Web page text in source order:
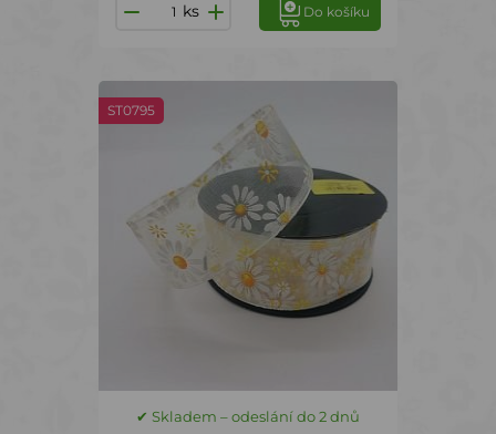
ks Do košíku
ST0795
✔ Skladem – odeslání do 2 dnů